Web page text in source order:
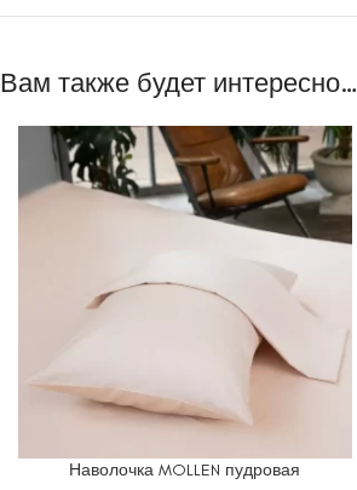
Вам также будет интересно…
ВЫБЕРИТЕ ПАРАМЕТРЫ
Наволочка MOLLEN пудровая